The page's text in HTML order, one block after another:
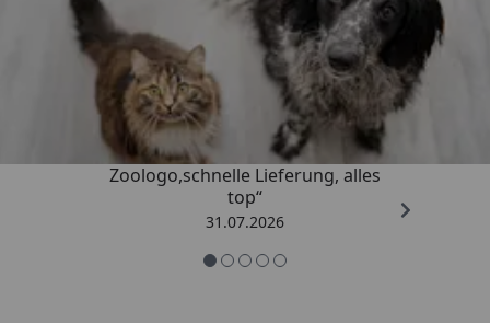
Trusted Shops
4,74/ 5
„Gute Erfahrung mit
Zoologo,schnelle Lieferung, alles
top“
31.07.2026